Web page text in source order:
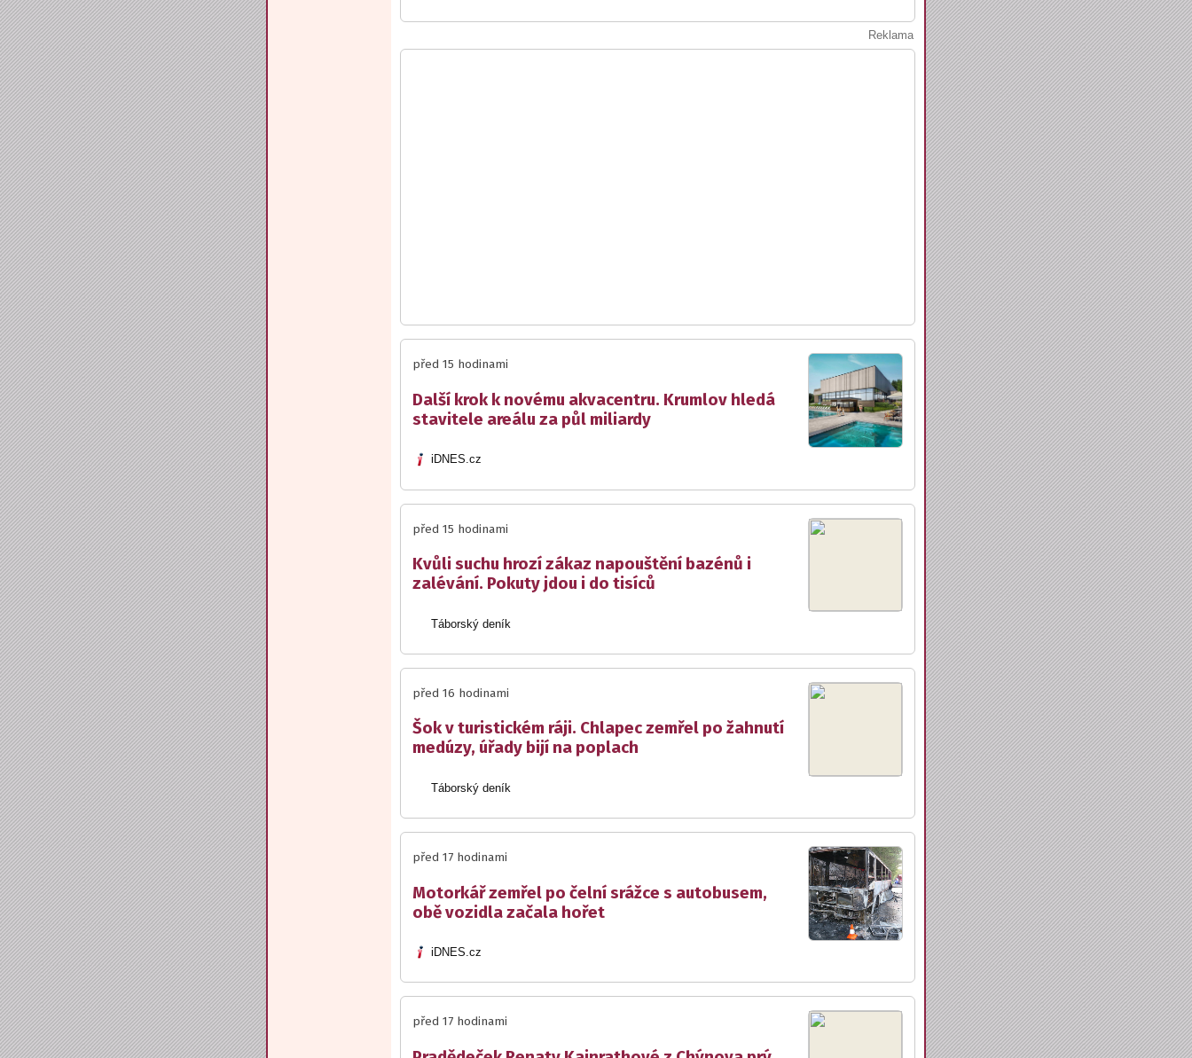
Reklama
před 15 hodinami
Další krok k novému akvacentru. Krumlov hledá
stavitele areálu za půl miliardy
iDNES.cz
před 15 hodinami
Kvůli suchu hrozí zákaz napouštění bazénů i
zalévání. Pokuty jdou i do tisíců
Táborský deník
před 16 hodinami
Šok v turistickém ráji. Chlapec zemřel po žahnutí
medúzy, úřady bijí na poplach
Táborský deník
před 17 hodinami
Motorkář zemřel po čelní srážce s autobusem,
obě vozidla začala hořet
iDNES.cz
před 17 hodinami